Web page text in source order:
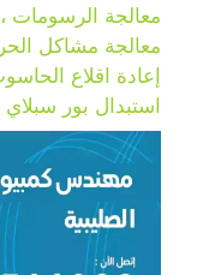
معالجة الرسومات
معالجة مشاكل
إعادة اقلاع
استبدال بور